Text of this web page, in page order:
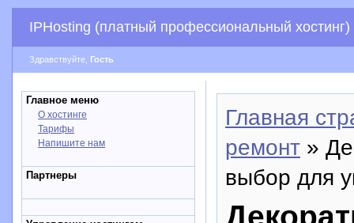
IPHosting (платный профессиональный хостинг)
Здравствуйте, Гость
Главное меню
О хостинге
Тарифы
Напишите нам
Партнеры
Главная
ремонт »
выбор для